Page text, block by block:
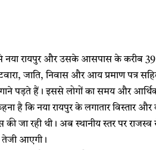
रायपुर और उसके आसपास के करीब 39
जाति, निवास और आय प्रमाण पत्र
पड़ते हैं। इससे लोगों का समय और
कहना है कि नया रायपुर के लगातार
जा रही थी। अब स्थानीय स्तर पर
तेजी आएगी।